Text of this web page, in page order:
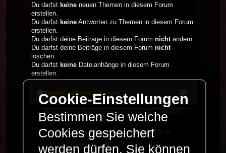
Du darfst keine neuen Themen in diesem Forum
erstellen.
Du darfst keine Antworten zu Themen in diesem Forum
erstellen.
Du darfst deine Beiträge in diesem Forum nicht ändern.
Du darfst deine Beiträge in diesem Forum nicht
löschen.
Du darfst keine Dateianhänge in diesem Forum
erstellen.
LaserFreak.net Forum
Powered byphpBB® Forum Software © phpBB
Limited
Deutsche Übersetzung durchphpBB.de
PRIVACY_LINK
TERMS_LINK
Cookie-Einstellungen
Bestimmen Sie welche
Cookies gespeichert
werden dürfen. Sie können